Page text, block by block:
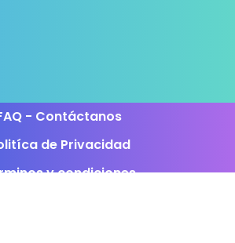
- Contáctanos
de Privacidad
y condiciones